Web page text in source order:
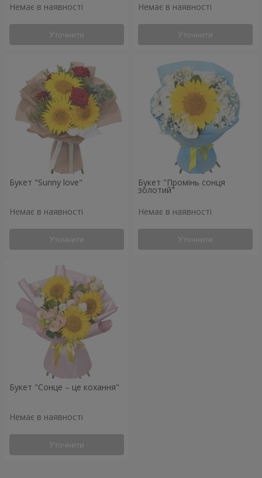
Немає в наявності
Уточнити
Немає в наявності
Уточнити
Букет "Sunny love"
Немає в наявності
Уточнити
Букет "Промінь сонця
золотий"
Немає в наявності
Уточнити
Букет "Сонце – це кохання"
Немає в наявності
Уточнити